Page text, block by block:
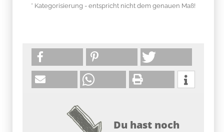
* Kategorisierung - entspricht nicht dem genauen Maß!
Du hast noch